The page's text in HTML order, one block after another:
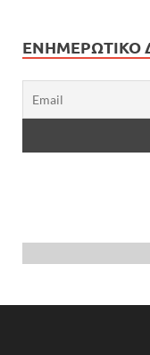
ΕΝΗΜΕΡΩΤΙΚΌ